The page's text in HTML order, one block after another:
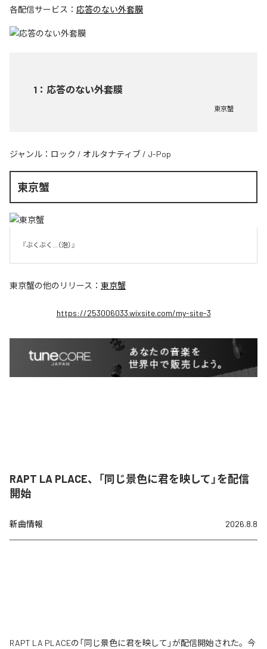
各配信サービス： 応答のない外套膜
1 ： 応答のない外套膜
東京蟹
ジャンル： ロック / オルタナティブ / J-Pop
東京蟹
『ぶくぶく...（泡）』
東京蟹の他のリリース： 東京蟹
https://253006033.wixsite.com/my-site-3
RAPT LA PLACE、「同じ景色に君を映して」を配信
開始
新曲情報 2026.8.8
RAPT LA PLACEの「同じ景色に君を映して」が配信開始された。今